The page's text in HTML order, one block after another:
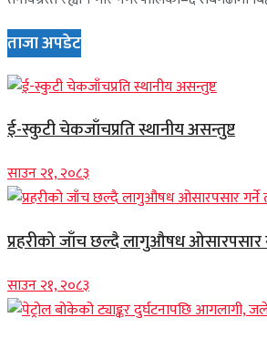
ताजा अपडेट
ई-स्कुटी चेकजाँचप्रति स्थानीय असन्तुष्ट
साउन २१, २०८३
प्रहरीको जाँच छल्दै लागुऔषध ओसारपसार
साउन २१, २०८३